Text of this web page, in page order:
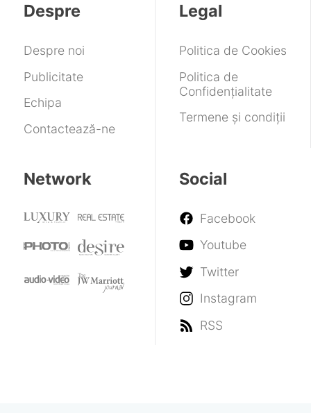
Despre
Despre noi
Publicitate
Echipa
Contactează-ne
Legal
Politica de Cookies
Politica de
Confidențialitate
Termene și condiții
Network Social
Facebook
Youtube
Twitter
Instagram
RSS